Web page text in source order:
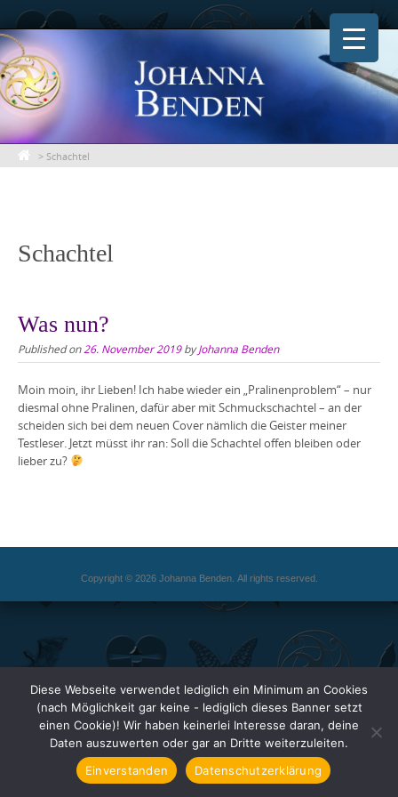
Skip
to
content
> Schachtel
Schachtel
Was nun?
Published on26. November 2019byJohanna Benden
Moin moin, ihr Lieben! Ich habe wieder ein „Pralinenproblem“ – nur
diesmal ohne Pralinen, dafür aber mit Schmuckschachtel – an der
scheiden sich bei dem neuen Cover nämlich die Geister meiner
Testleser. Jetzt müsst ihr ran: Soll die Schachtel offen bleiben oder
lieber zu?
Copyright © 2026 Johanna Benden. All rights reserved.
Diese Webseite verwendet lediglich ein Minimum an Cookies
(nach Möglichkeit gar keine - lediglich dieses Banner setzt
einen Cookie)! Wir haben keinerlei Interesse daran, deine
Daten auszuwerten oder gar an Dritte weiterzuleiten.
Einverstanden
Datenschutzerklärung